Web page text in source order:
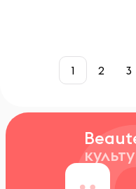
1 2 3